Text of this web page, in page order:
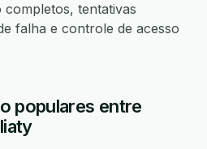
tentativas
falha e controle de acesso
populares entre